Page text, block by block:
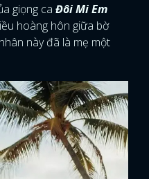
giọng ca Đôi Mi Em
hoàng hôn giữa bờ
này đã là mẹ một